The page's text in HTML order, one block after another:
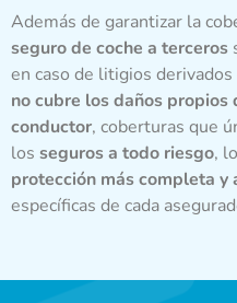
Además de garantizar la
seguro de coche a terceros
en caso de litigios
no cubre los daños
conductor, coberturas que
los seguros a todo riesgo,
protección más completa y
específicas de cada